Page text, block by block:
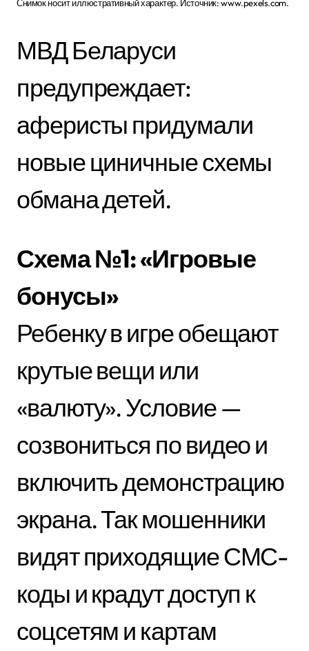
Снимок носит иллюстративный характер. Источник: www.pexels.com.
МВД Беларуси
предупреждает:
аферисты придумали
новые циничные схемы
обмана детей.
Схема №1: «Игровые
бонусы»
Ребенку в игре обещают
крутые вещи или
«валюту». Условие —
созвониться по видео и
включить демонстрацию
экрана. Так мошенники
видят приходящие СМС-
коды и крадут доступ к
соцсетям и картам